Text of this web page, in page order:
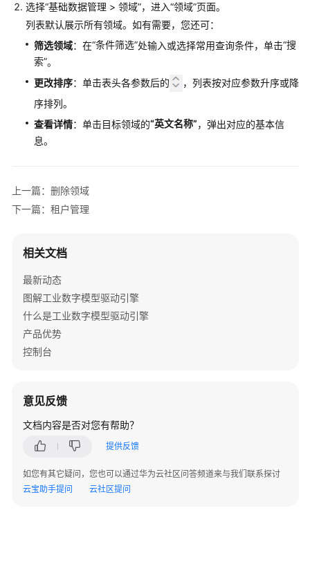
费
说
明
速
入
门
操
作
数
据
建
模
引
擎
指
主
线
选择“基础数据管理 > 领域”，进入“领域”页面。
列表默认展示所有领域。如有需要，您还可：
筛选领域：在“条件筛选”处输入或选择常用查询条件，单击“搜
索”。
更改排序：单击表头各参数后的
，列表按对应参数升序或降
序排列。
查看详情：单击目标领域的“英文名称”，弹出对应的基本信
息。
上一篇：删除领域
下一篇：租户管理
相关文档
最新动态
图解工业数字模型驱动引擎
什么是工业数字模型驱动引擎
产品优势
控制台
意见反馈
文档内容是否对您有帮助？
提供反馈
如您有其它疑问，您也可以通过华为云社区问答频道来与我们联系探讨
云宝助手提问
云社区提问